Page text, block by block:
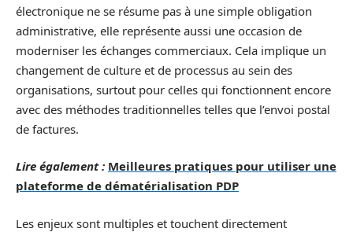
électronique ne se résume pas à une simple obligation
administrative, elle représente aussi une occasion de
moderniser les échanges commerciaux. Cela implique un
changement de culture et de processus au sein des
organisations, surtout pour celles qui fonctionnent encore
avec des méthodes traditionnelles telles que l’envoi postal
de factures.
Lire également : Meilleures pratiques pour utiliser une
plateforme de dématérialisation PDP
Les enjeux sont multiples et touchent directement